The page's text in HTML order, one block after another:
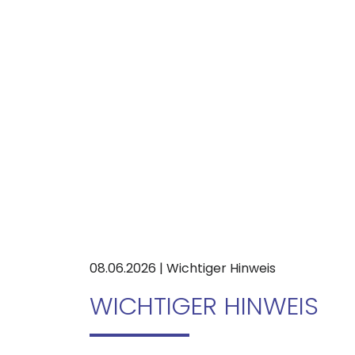
08.06.2026 | Wichtiger Hinweis
WICHTIGER HINWEIS